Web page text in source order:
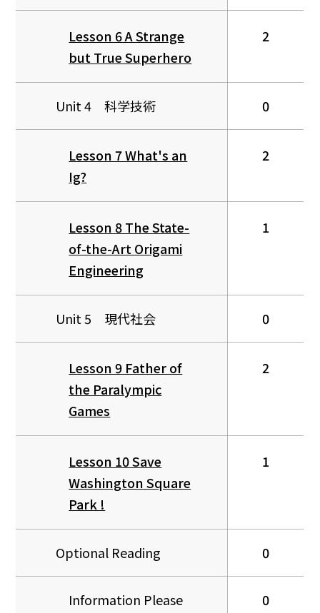
Lesson 6 A Strange
but True Superhero
2
Unit 4 科学技術 0
Lesson 7 What's an
Ig?
2
Lesson 8 The State-
of-the-Art Origami
Engineering
1
Unit 5 現代社会 0
Lesson 9 Father of
the Paralympic
Games
2
Lesson 10 Save
Washington Square
Park !
1
Optional Reading 0
Information Please 0